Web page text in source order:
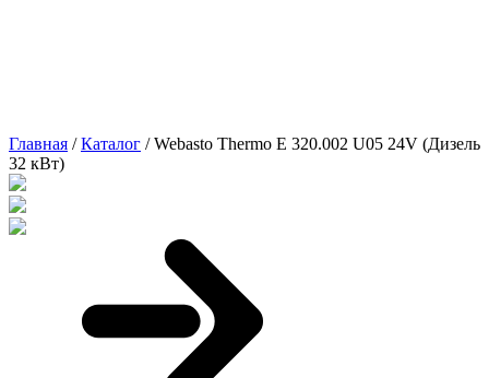
Главная / Каталог / Webasto Thermo E 320.002 U05 24V (Дизель
32 кВт)